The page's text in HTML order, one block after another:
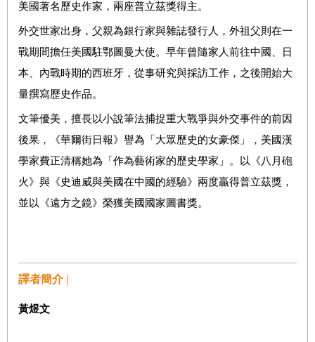
美國著名歷史作家，兩座普立茲獎得主。
外交世家出身，父親為銀行家與雜誌發行人，外祖父則在一
戰期間擔任美國駐鄂圖曼大使。早年曾隨家人前往中國、日
本、內戰時期的西班牙，從事研究與採訪工作，之後開始大
量撰寫歷史作品。
文筆優美，擅長以小說筆法捕捉重大戰爭與外交事件的前因
後果，《華爾街日報》譽為「大眾歷史的女豪傑」，美國漢
學家費正清稱她為「作為藝術家的歷史學家」。以《八月砲
火》與《史迪威與美國在中國的經驗》兩度贏得普立茲獎，
並以《遠方之鏡》榮獲美國國家圖書獎。
譯者簡介 |
黃煜文